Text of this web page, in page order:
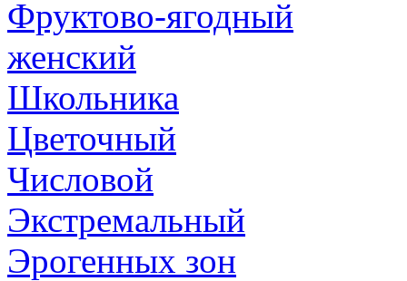
Фруктово-ягодный
женский
Школьника
Цветочный
Числовой
Экстремальный
Эрогенных зон